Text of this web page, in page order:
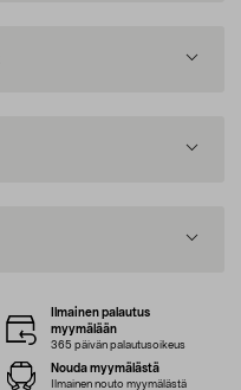
Ilmainen palautus
myymälään
365 päivän palautusoikeus
Nouda myymälästä
Ilmainen nouto myymälästä